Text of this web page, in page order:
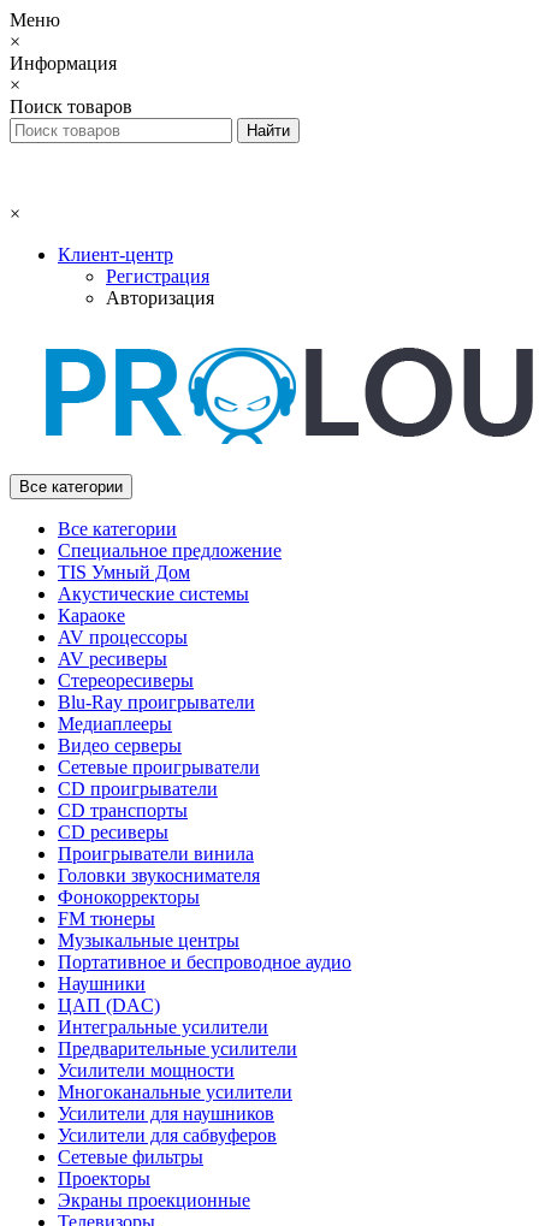
Меню
×
Информация
×
Поиск товаров
×
Клиент-центр
Регистрация
Авторизация
Все категории
Все категории
Специальное предложение
TIS Умный Дом
Акустические системы
Караоке
AV процессоры
AV ресиверы
Стереоресиверы
Blu-Ray проигрыватели
Медиаплееры
Видео серверы
Сетевые проигрыватели
CD проигрыватели
CD транспорты
CD ресиверы
Проигрыватели винила
Головки звукоснимателя
Фонокорректоры
FM тюнеры
Музыкальные центры
Портативное и беспроводное аудио
Наушники
ЦАП (DAC)
Интегральные усилители
Предварительные усилители
Усилители мощности
Многоканальные усилители
Усилители для наушников
Усилители для сабвуферов
Сетевые фильтры
Проекторы
Экраны проекционные
Телевизоры